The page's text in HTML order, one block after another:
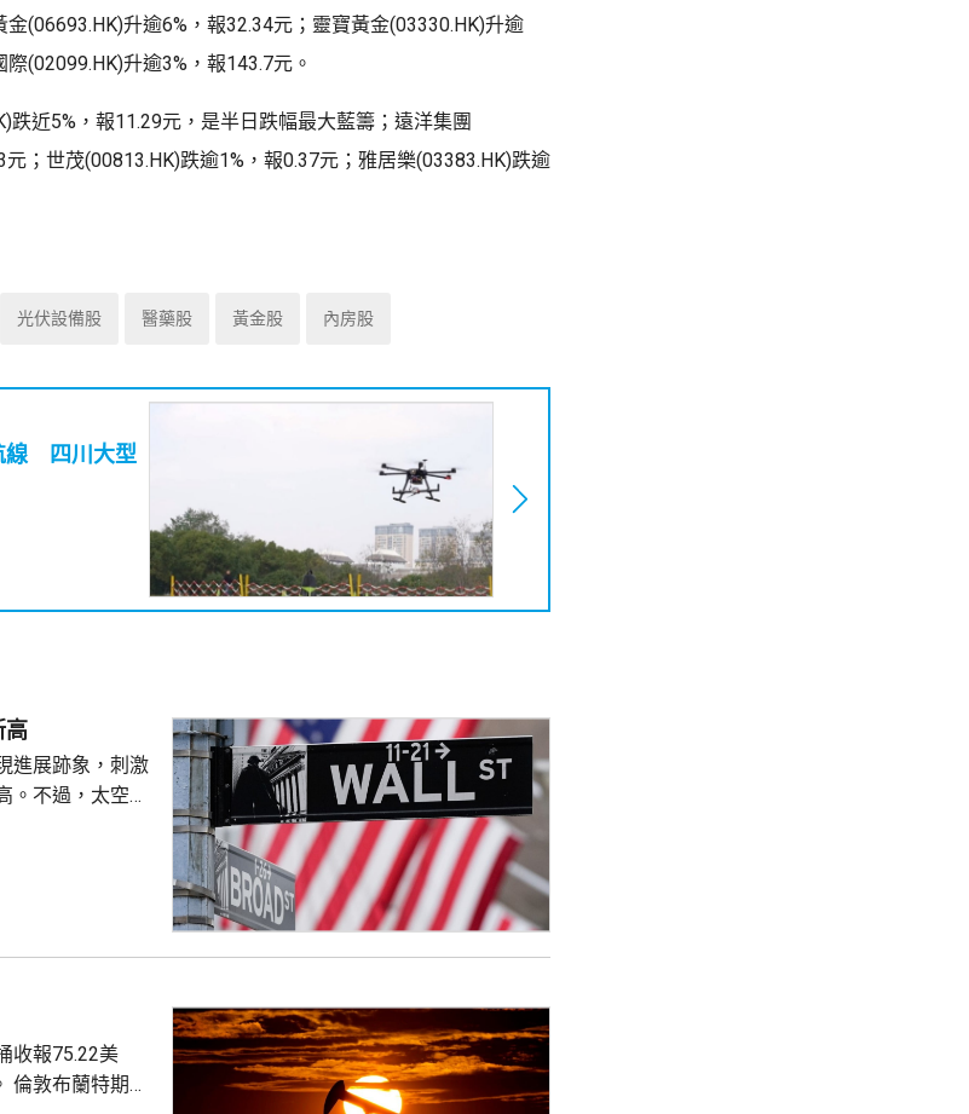
(06693.HK)升逾6%，報32.34元；靈寶黃金(03330.HK)升逾
(02099.HK)升逾3%，報143.7元。
跌近5%，報11.29元，是半日跌幅最大藍籌；遠洋集團
；世茂(00813.HK)跌逾1%，報0.37元；雅居樂(03383.HK)跌逾
光伏設備股 醫藥股 黃金股 內房股
線 四川大型
新高
進展跡象，刺激
。不過，太空探
收報75.22美